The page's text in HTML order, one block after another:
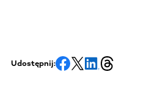
Udostępnij: